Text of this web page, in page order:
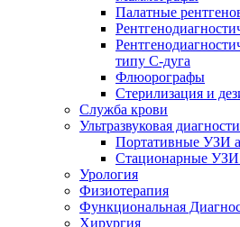
Палатные
типу С-дуга
Флюорографы
Стерилизация и
Служба крови
Ультразвуковая
Портативные УЗИ
Стационарные УЗИ
Урология
Физиотерапия
Функциональная
Хирургия